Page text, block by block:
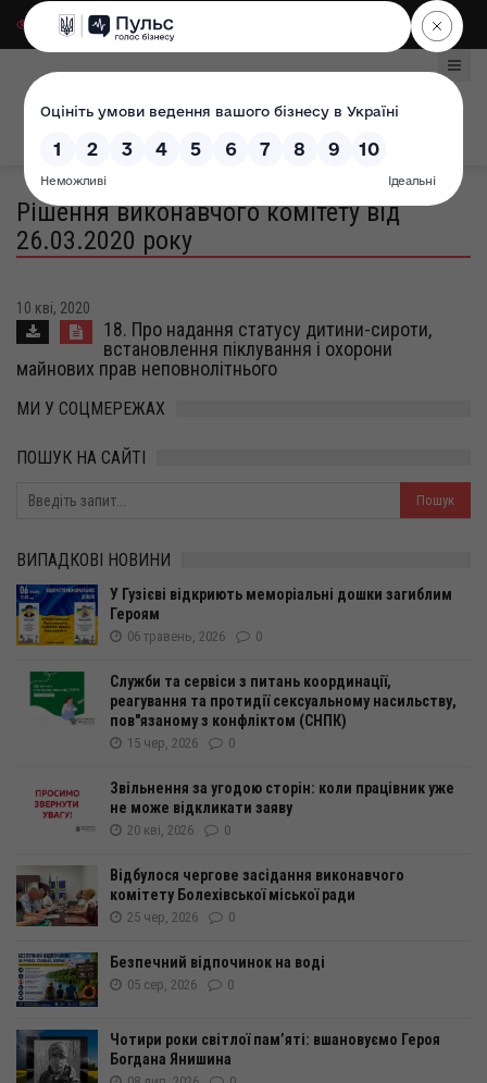
Для слабозорих|
Рішення виконавчого комітету від
26.03.2020 року
10 кві, 2020
18. Про надання статусу дитини-сироти,
встановлення піклування і охорони
майнових прав неповнолітнього
МИ У СОЦМЕРЕЖАХ
ПОШУК НА САЙТІ
ВИПАДКОВІ НОВИНИ
У Гузієві відкриють меморіальні дошки загиблим
Героям
06 травень, 2026 0
Служби та сервіси з питань координації,
реагування та протидії сексуальному насильству,
пов"язаному з конфліктом (СНПК)
15 чер, 2026 0
Звільнення за угодою сторін: коли працівник уже
не може відкликати заяву
20 кві, 2026 0
Відбулося чергове засідання виконавчого
комітету Болехівської міської ради
25 чер, 2026 0
Безпечний відпочинок на воді
05 сер, 2026 0
Чотири роки світлої пам’яті: вшановуємо Героя
Богдана Янишина